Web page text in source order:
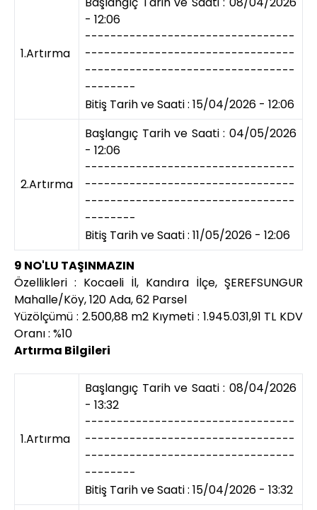
1.Artırma
- 12:06
---------------------------------
---------------------------------
---------------------------------
--------
Bitiş Tarih ve Saati : 15/04/2026 - 12:06
2.Artırma
Başlangıç Tarih ve Saati : 04/05/2026
- 12:06
---------------------------------
---------------------------------
---------------------------------
--------
Bitiş Tarih ve Saati : 11/05/2026 - 12:06
9 NO'LU TAŞINMAZIN
Özellikleri : Kocaeli İl, Kandıra İlçe, ŞEREFSUNGUR
Mahalle/Köy, 120 Ada, 62 Parsel
Yüzölçümü : 2.500,88 m2 Kıymeti : 1.945.031,91 TL KDV
Oranı : %10
Artırma Bilgileri
1.Artırma
Başlangıç Tarih ve Saati : 08/04/2026
- 13:32
---------------------------------
---------------------------------
---------------------------------
--------
Bitiş Tarih ve Saati : 15/04/2026 - 13:32